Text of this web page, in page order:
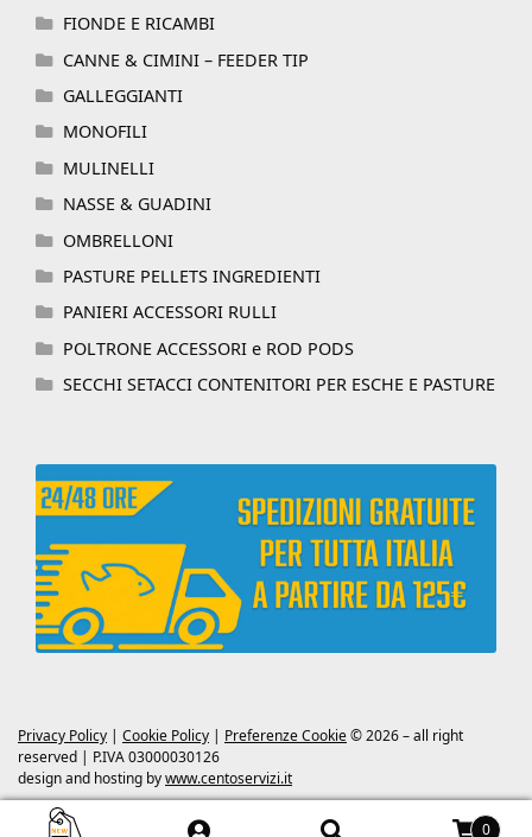
FIONDE E RICAMBI
CANNE & CIMINI – FEEDER TIP
GALLEGGIANTI
MONOFILI
MULINELLI
NASSE & GUADINI
OMBRELLONI
PASTURE PELLETS INGREDIENTI
PANIERI ACCESSORI RULLI
POLTRONE ACCESSORI e ROD PODS
SECCHI SETACCI CONTENITORI PER ESCHE E PASTURE
Privacy Policy | Cookie Policy | Preferenze Cookie© 2026 – all right
reserved | P.IVA 03000030126
design and hosting bywww.centoservizi.it
0